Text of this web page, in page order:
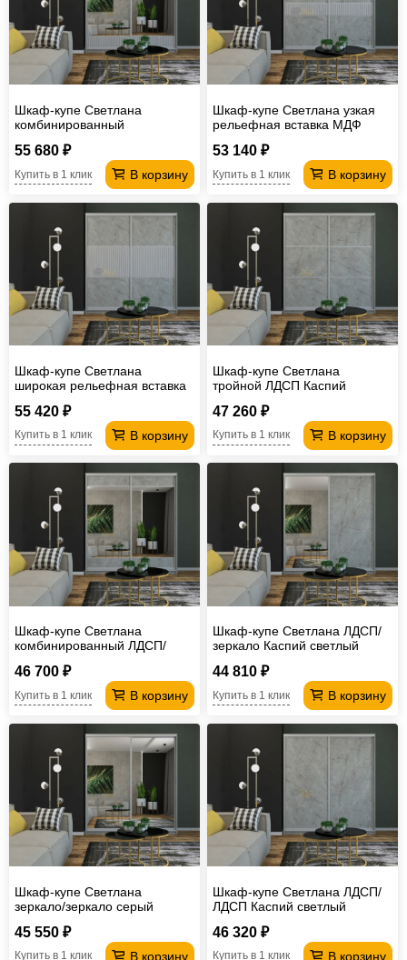
Шкаф-купе Светлана
комбинированный
55 680 ₽
В корзину
Купить в 1 клик
Шкаф-купе Светлана узкая
рельефная вставка МДФ
53 140 ₽
В корзину
Купить в 1 клик
Шкаф-купе Светлана
широкая рельефная вставка
55 420 ₽
В корзину
Купить в 1 клик
Шкаф-купе Светлана
тройной ЛДСП Каспий
47 260 ₽
В корзину
Купить в 1 клик
Шкаф-купе Светлана
комбинированный ЛДСП/
46 700 ₽
В корзину
Купить в 1 клик
Шкаф-купе Светлана ЛДСП/
зеркало Каспий светлый
44 810 ₽
В корзину
Купить в 1 клик
Шкаф-купе Светлана
зеркало/зеркало серый
45 550 ₽
В корзину
Купить в 1 клик
Шкаф-купе Светлана ЛДСП/
ЛДСП Каспий светлый
46 320 ₽
В корзину
Купить в 1 клик